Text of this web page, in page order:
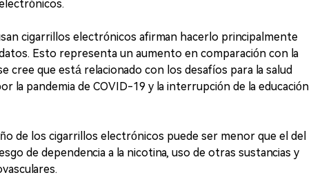
cigarrillos electrónicos afirman hacerlo principalmente
Esto representa un aumento en comparación con la
cree que está relacionado con los desafíos para la salud
la pandemia de COVID-19 y la interrupción de la educación
de los cigarrillos electrónicos puede ser menor que el del
de dependencia a la nicotina, uso de otras sustancias y